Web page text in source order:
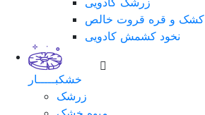
کشک و قره قروت خالص
نخود کشمش کادویی
خشکبـــــار
زرشک